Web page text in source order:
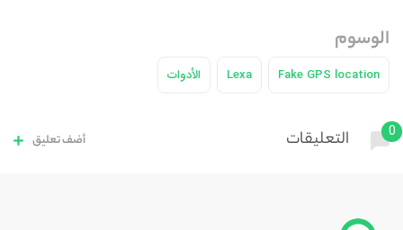
الوسوم
Fake GPS location
Lexa الأدوات
0 التعليقات أضف تعليق